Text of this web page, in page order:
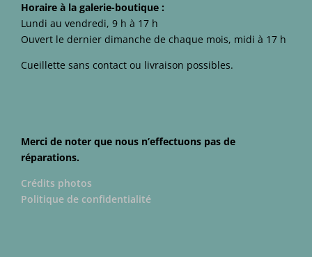
Horaire à la galerie-boutique :
Lundi au vendredi, 9 h à 17 h
Ouvert le dernier dimanche de chaque mois, midi à 17 h
Cueillette sans contact ou livraison possibles.
Merci de noter que nous n’effectuons pas de
réparations.
Crédits photos
Politique de confidentialité